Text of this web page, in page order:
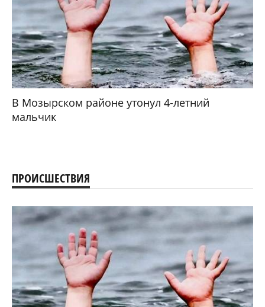
В Мозырском районе утонул 4-летний
мальчик
ПРОИСШЕСТВИЯ